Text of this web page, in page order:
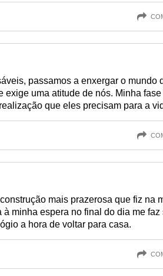
passamos a enxergar o mundo
exige uma atitude de nós. Minha
que eles precisam para a
mais prazerosa que fiz na
minha espera no final do dia me faz
a hora de voltar para casa.